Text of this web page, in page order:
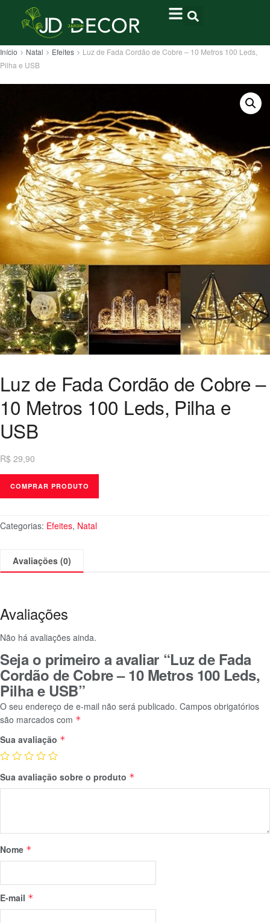
Início Natal Efeites
Luz de Fada Cordão de Cobre – 10 Metros 100 Leds,
Pilha e USB
Luz de Fada Cordão de Cobre –
10 Metros 100 Leds, Pilha e
USB
R$ 29,90
COMPRAR PRODUTO
Categorias: Efeites, Natal
Avaliações (0)
Avaliações
Não há avaliações ainda.
Seja o primeiro a avaliar “Luz de Fada
Cordão de Cobre – 10 Metros 100 Leds,
Pilha e USB”
O seu endereço de e-mail não será publicado. Campos obrigatórios
são marcados com *
Sua avaliação *
Sua avaliação sobre o produto *
Nome *
E-mail *